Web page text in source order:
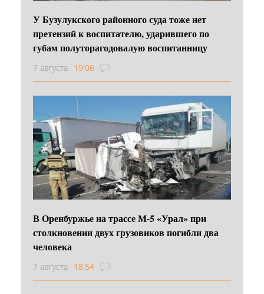
У Бузулукского районного суда тоже нет
претензий к воспитателю, ударившего по
губам полуторагодовалую воспитанницу
7 августа 19:06
В Оренбуржье на трассе М-5 «Урал» при
столкновении двух грузовиков погибли два
человека
7 августа 18:54